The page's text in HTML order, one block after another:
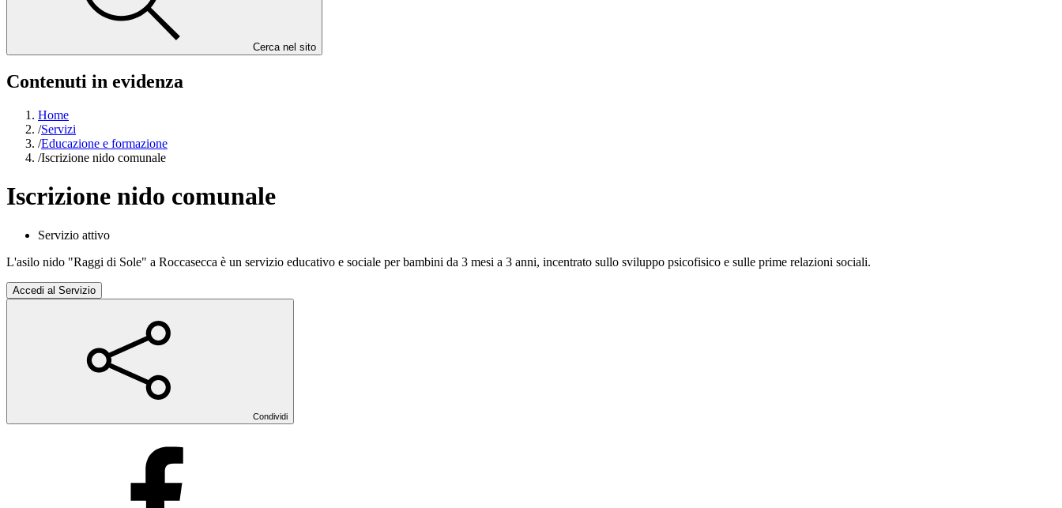
Cerca nel sito
Contenuti in evidenza
Home
/Servizi
/Educazione e formazione
/Iscrizione nido comunale
Iscrizione nido comunale
Servizio attivo
L'asilo nido "Raggi di Sole" a Roccasecca è un servizio educativo e sociale per bambini da 3 mesi a 3 anni, incentrato sullo sviluppo psicofisico e sulle prime relazioni sociali.
Accedi al Servizio
Condividi